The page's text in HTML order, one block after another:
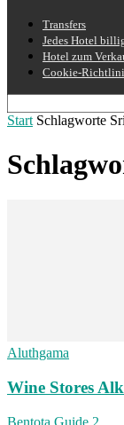
Transfers
Jedes Hotel
Hotel zum
Cookie-
Start Schlagworte
Aluthgama
Wine Stores
Bentota Guide 2